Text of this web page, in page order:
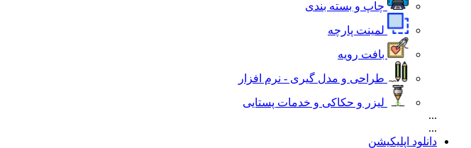
چاپ و بسته بندی
لمینت پارچه
بافت رویه
طراحی و مدل گیری - نرم افزار
لیزر و حکاکی و خدمات پستایی
...
...
دانلود اپلیکیشن